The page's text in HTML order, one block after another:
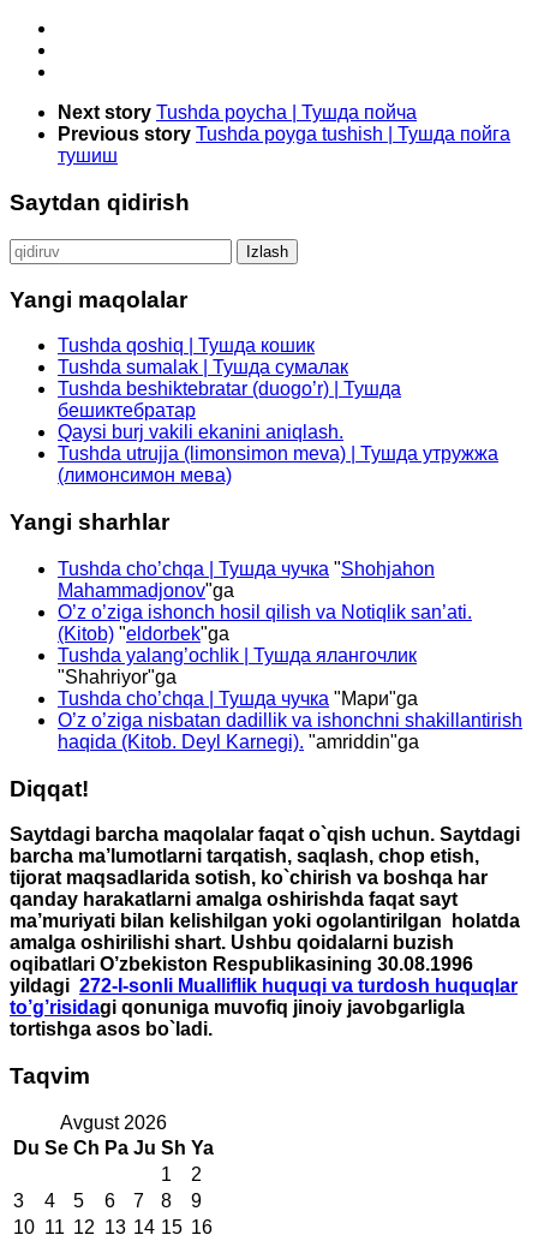
Next story Tushda poycha | Тушда пойча
Previous story Tushda poyga tushish | Тушда пойга
тушиш
Saytdan qidirish
Qidirshish:
Yangi maqolalar
Tushda qoshiq | Тушда кошик
Tushda sumalak | Тушда сумалак
Tushda beshiktebratar (duogo’r) | Тушда
бешиктебратар
Qaysi burj vakili ekanini aniqlash.
Tushda utrujja (limonsimon meva) | Тушда утружжа
(лимонсимон мева)
Yangi sharhlar
Tushda cho’chqa | Тушда чучка "Shohjahon
Mahammadjonov"ga
O’z o’ziga ishonch hosil qilish va Notiqlik san’ati.
(Kitob) "eldorbek"ga
Tushda yalang’ochlik | Тушда ялангочлик
"Shahriyor"ga
Tushda cho’chqa | Тушда чучка "Мари"ga
O’z o’ziga nisbatan dadillik va ishonchni shakillantirish
haqida (Kitob. Deyl Karnegi). "amriddin"ga
Diqqat!
Saytdagi barcha maqolalar faqat o`qish uchun. Saytdagi
barcha ma’lumotlarni tarqatish, saqlash, chop etish,
tijorat maqsadlarida sotish, ko`chirish va boshqa har
qanday harakatlarni amalga oshirishda faqat sayt
ma’muriyati bilan kelishilgan yoki ogolantirilgan holatda
amalga oshirilishi shart. Ushbu qoidalarni buzish
oqibatlari O’zbekiston Respublikasining 30.08.1996
yildagi 272-I-sonli Mualliflik huquqi va turdosh huquqlar
to’g’risidagi qonuniga muvofiq jinoiy javobgarligla
tortishga asos bo`ladi.
Taqvim
Avgust 2026
Du Se Ch Pa Ju Sh Ya
1
2
3
4 5 6 7 8
9
10 11 12 13 14 15 16